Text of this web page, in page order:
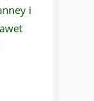
i